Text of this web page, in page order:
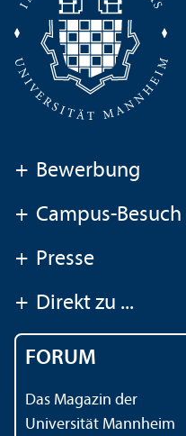
+ Bewerbung
+ Campus-Besuch
+ Presse
+ Direkt zu ...
FORUM
Das Magazin der
Universität Mannheim